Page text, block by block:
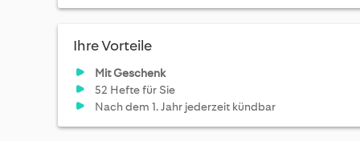
Ihre Vorteile
Mit Geschenk
52 Hefte für Sie
Nach dem 1. Jahr jederzeit kündbar